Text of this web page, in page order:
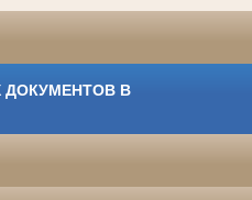
ДОКУМЕНТОВ В